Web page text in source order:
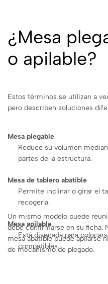
¿Mesa
o apilable?
Estos términos se utilizan a
pero describen soluciones
Mesa plegable
Reduce su volumen
partes de la estructura.
Mesa de tablero abatible
Permite inclinar o girar el
recogerla.
Mesa apilable
Está diseñada para
compatibles.
Un mismo modelo puede
debe confirmarse en su ficha.
mesa abatible puede apilarse
de mecanismo de plegado.